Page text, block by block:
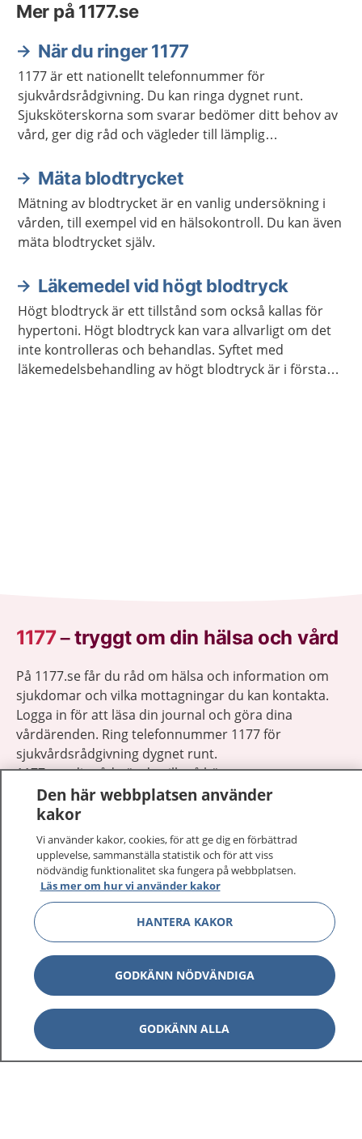
Mer på 1177.se
När du ringer 1177
1177 är ett nationellt telefonnummer för
sjukvårdsrådgivning. Du kan ringa dygnet runt.
Sjuksköterskorna som svarar bedömer ditt behov av
vård, ger dig råd och vägleder till lämplig
Mäta blodtrycket
Mätning av blodtrycket är en vanlig undersökning i
vården, till exempel vid en hälsokontroll. Du kan även
mäta blodtrycket själv.
Läkemedel vid högt blodtryck
Högt blodtryck är ett tillstånd som också kallas för
hypertoni. Högt blodtryck kan vara allvarligt om det
inte kontrolleras och behandlas. Syftet med
läkemedelsbehandling av högt blodtryck är i första
1177–tryggt om din hälsa och vård
På 1177.se får du råd om hälsa och information om
sjukdomar och vilka mottagningar du kan kontakta.
Logga in för att läsa din journal och göra dina
vårdärenden. Ring telefonnummer 1177 för
sjukvårdsrådgivning dygnet runt.
1177 ger dig råd när du vill må bättre.
1177 på flera språk
Om 1177 Visa
Kontakt Visa
Behandling av personuppgifter
Den här webbplatsen använder
kakor
Vi använder kakor, cookies, för att ge dig en förbättrad
upplevelse, sammanställa statistik och för att viss
nödvändig funktionalitet ska fungera på webbplatsen.
Läs mer om hur vi använder kakor
HANTERA KAKOR
GODKÄNN NÖDVÄNDIGA
GODKÄNN ALLA